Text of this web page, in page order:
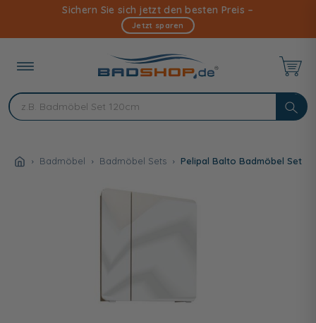
Inhalt
Sichern Sie sich jetzt den besten Preis –
Jetzt sparen
Badmöbel Badmöbel Sets Pelipal Balto Badmöbel Set